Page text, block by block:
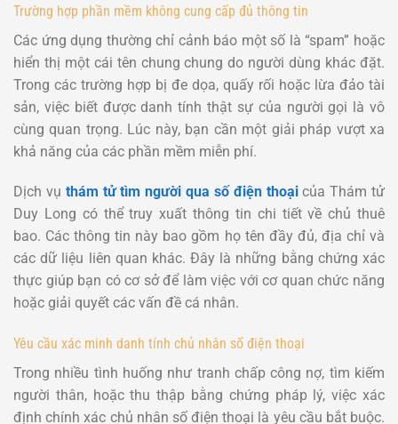
Trường hợp phần mềm không cung cấp đủ thông tin
Các ứng dụng thường chỉ cảnh báo một số là “spam” hoặc
hiển thị một cái tên chung chung do người dùng khác đặt.
Trong các trường hợp bị đe dọa, quấy rối hoặc lừa đảo tài
sản, việc biết được danh tính thật sự của người gọi là vô
cùng quan trọng. Lúc này, bạn cần một giải pháp vượt xa
khả năng của các phần mềm miễn phí.
Dịch vụ thám tử tìm người qua số điện thoạicủa Thám tử
Duy Long có thể truy xuất thông tin chi tiết về chủ thuê
bao. Các thông tin này bao gồm họ tên đầy đủ, địa chỉ và
các dữ liệu liên quan khác. Đây là những bằng chứng xác
thực giúp bạn có cơ sở để làm việc với cơ quan chức năng
hoặc giải quyết các vấn đề cá nhân.
Yêu cầu xác minh danh tính chủ nhân số điện thoại
Trong nhiều tình huống như tranh chấp công nợ, tìm kiếm
người thân, hoặc thu thập bằng chứng pháp lý, việc xác
định chính xác chủ nhân số điện thoại là yêu cầu bắt buộc.